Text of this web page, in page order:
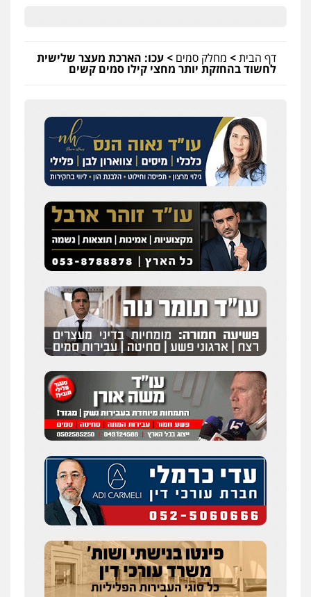
דף הבית> מחלק סמים >עכו: הארכת מעצר שלישית
לחשוד בהחזקת יותר מחצי קילו סמים קשים